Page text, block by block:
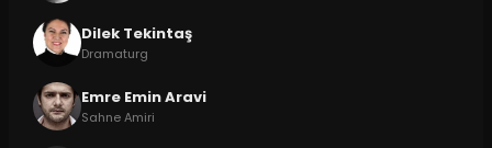
Dilek Tekintaş
Dramaturg
Emre Emin Aravi
Sahne Amiri